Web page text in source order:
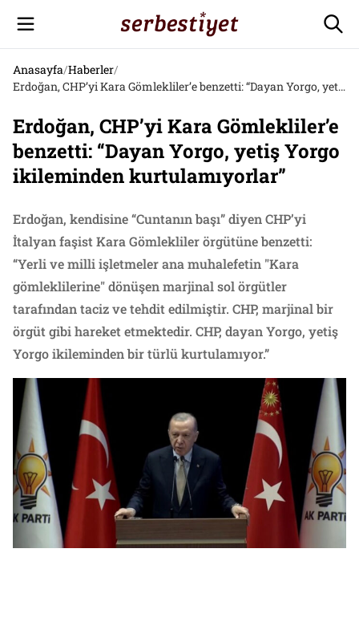
Anasayfa/Haberler/
Erdoğan, CHP’yi Kara Gömlekliler’e benzetti: “Dayan Yorgo, yetiş Yorgo ikileminden kurtulamıyorlar”
Erdoğan, CHP’yi Kara Gömlekliler’e
benzetti: “Dayan Yorgo, yetiş Yorgo
ikileminden kurtulamıyorlar”
Erdoğan, kendisine “Cuntanın başı” diyen CHP’yi
İtalyan faşist Kara Gömlekliler örgütüne benzetti:
“Yerli ve milli işletmeler ana muhalefetin "Kara
gömleklilerine" dönüşen marjinal sol örgütler
tarafından taciz ve tehdit edilmiştir. CHP, marjinal bir
örgüt gibi hareket etmektedir. CHP, dayan Yorgo, yetiş
Yorgo ikileminden bir türlü kurtulamıyor.”